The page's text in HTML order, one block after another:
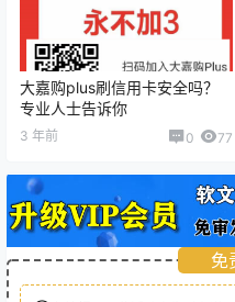
大嘉购plus刷信用卡安全吗？
专业人士告诉你
3 年前 0 77
免